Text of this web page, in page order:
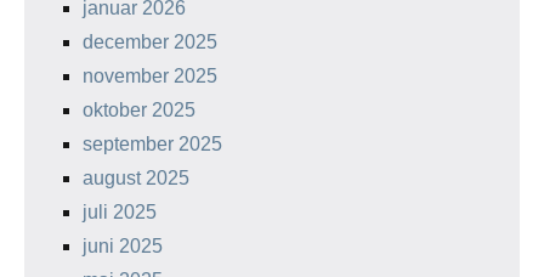
januar 2026
december 2025
november 2025
oktober 2025
september 2025
august 2025
juli 2025
juni 2025